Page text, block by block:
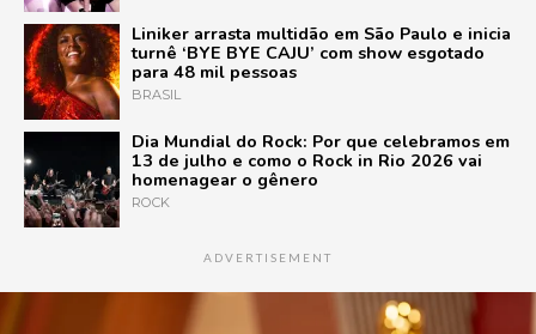
Liniker arrasta multidão em São Paulo e inicia
turnê ‘BYE BYE CAJU’ com show esgotado
para 48 mil pessoas
BRASIL
Dia Mundial do Rock: Por que celebramos em
13 de julho e como o Rock in Rio 2026 vai
homenagear o gênero
ROCK
ADVERTISEMENT